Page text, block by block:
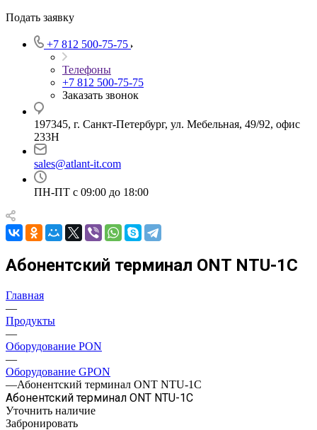
Подать заявку
+7 812 500-75-75
Телефоны
+7 812 500-75-75
Заказать звонок
197345, г. Санкт-Петербург, ул. Мебельная, 49/92, офис
233Н
sales@atlant-it.com
ПН-ПТ с 09:00 до 18:00
Абонентский терминал ONT NTU-1C
Главная
—
Продукты
—
Оборудование PON
—
Оборудование GPON
—Абонентский терминал ONT NTU-1C
Абонентский терминал ONT NTU-1C
Уточнить наличие
Забронировать